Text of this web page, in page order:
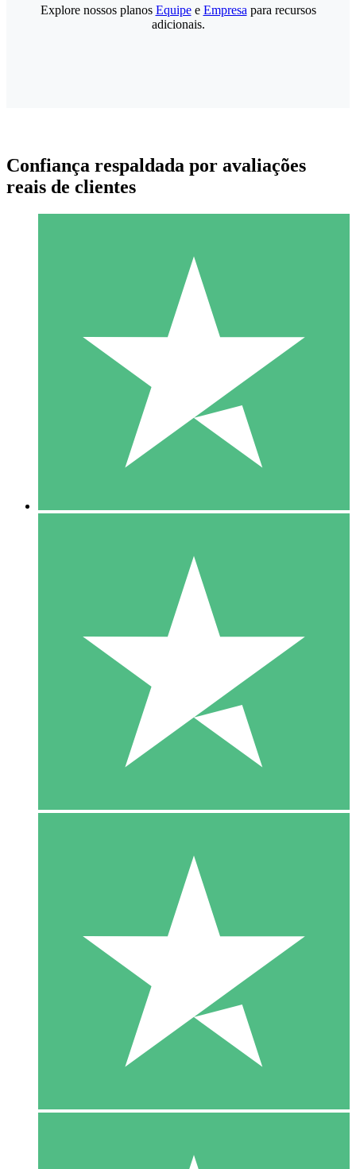
Pacotes de Créditos Individuais
Pague conforme o uso com créditos de download. Sem
1000
10 Downloads
20 00
Explore nossos planos Equipee Empresa para recursos
adicionais.
Confiança respaldada por avaliações
reais de clientes